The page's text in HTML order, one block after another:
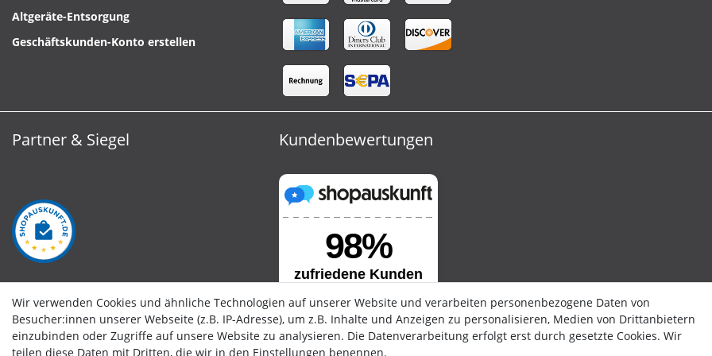
Altgeräte-Entsorgung
Geschäftskunden-Konto erstellen
Partner & Siegel Kundenbewertungen
Wir verwenden Cookies und ähnliche Technologien auf unserer Website und verarbeiten personenbezogene Daten von
Besucher:innen unserer Webseite (z.B. IP-Adresse), um z.B. Inhalte und Anzeigen zu personalisieren, Medien von Drittanbietern
einzubinden oder Zugriffe auf unsere Website zu analysieren. Die Datenverarbeitung erfolgt erst durch gesetzte Cookies. Wir
teilen diese Daten mit Dritten, die wir in den Einstellungen benennen.